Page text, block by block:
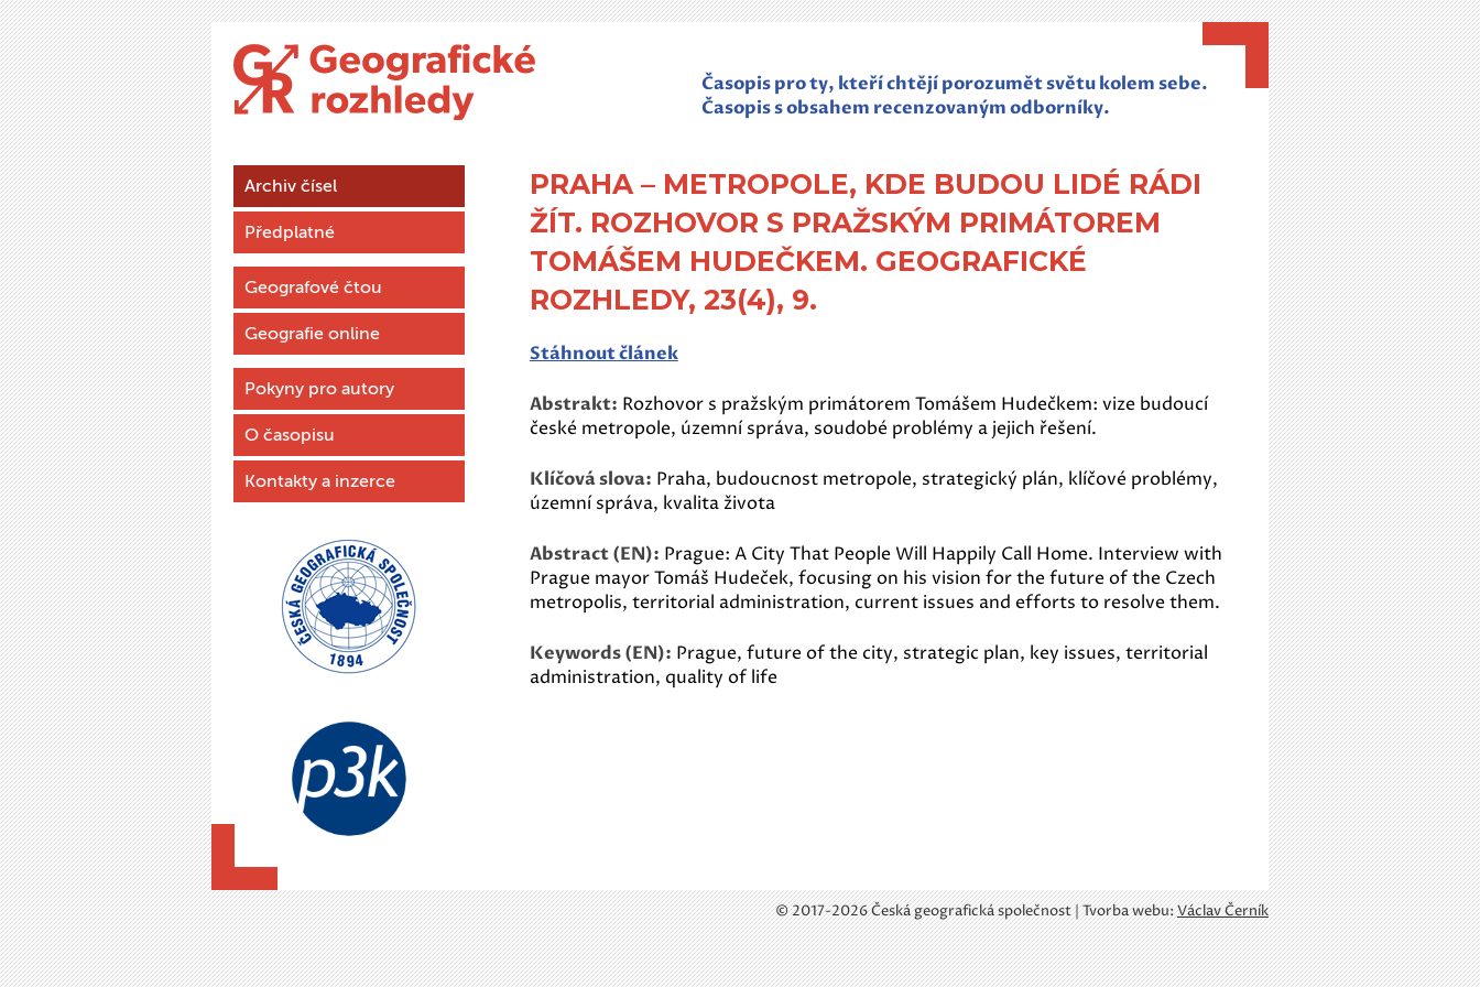
Časopis pro ty, kteří chtějí porozumět světu kolem sebe.
Časopis s obsahem recenzovaným odborníky.
Archiv čísel
Předplatné
Geografové čtou
Geografie online
Pokyny pro autory
O časopisu
Kontakty a inzerce
PRAHA – METROPOLE, KDE BUDOU LIDÉ RÁDI
ŽÍT. ROZHOVOR S PRAŽSKÝM PRIMÁTOREM
TOMÁŠEM HUDEČKEM. GEOGRAFICKÉ
ROZHLEDY, 23(4), 9.
Stáhnout článek
Abstrakt: Rozhovor s pražským primátorem Tomášem Hudečkem: vize budoucí
české metropole, územní správa, soudobé problémy a jejich řešení.
Klíčová slova: Praha, budoucnost metropole, strategický plán, klíčové problémy,
územní správa, kvalita života
Abstract (EN): Prague: A City That People Will Happily Call Home. Interview with
Prague mayor Tomáš Hudeček, focusing on his vision for the future of the Czech
metropolis, territorial administration, current issues and efforts to resolve them.
Keywords (EN): Prague, future of the city, strategic plan, key issues, territorial
administration, quality of life
© 2017-2026 Česká geografická společnost | Tvorba webu:Václav Černík